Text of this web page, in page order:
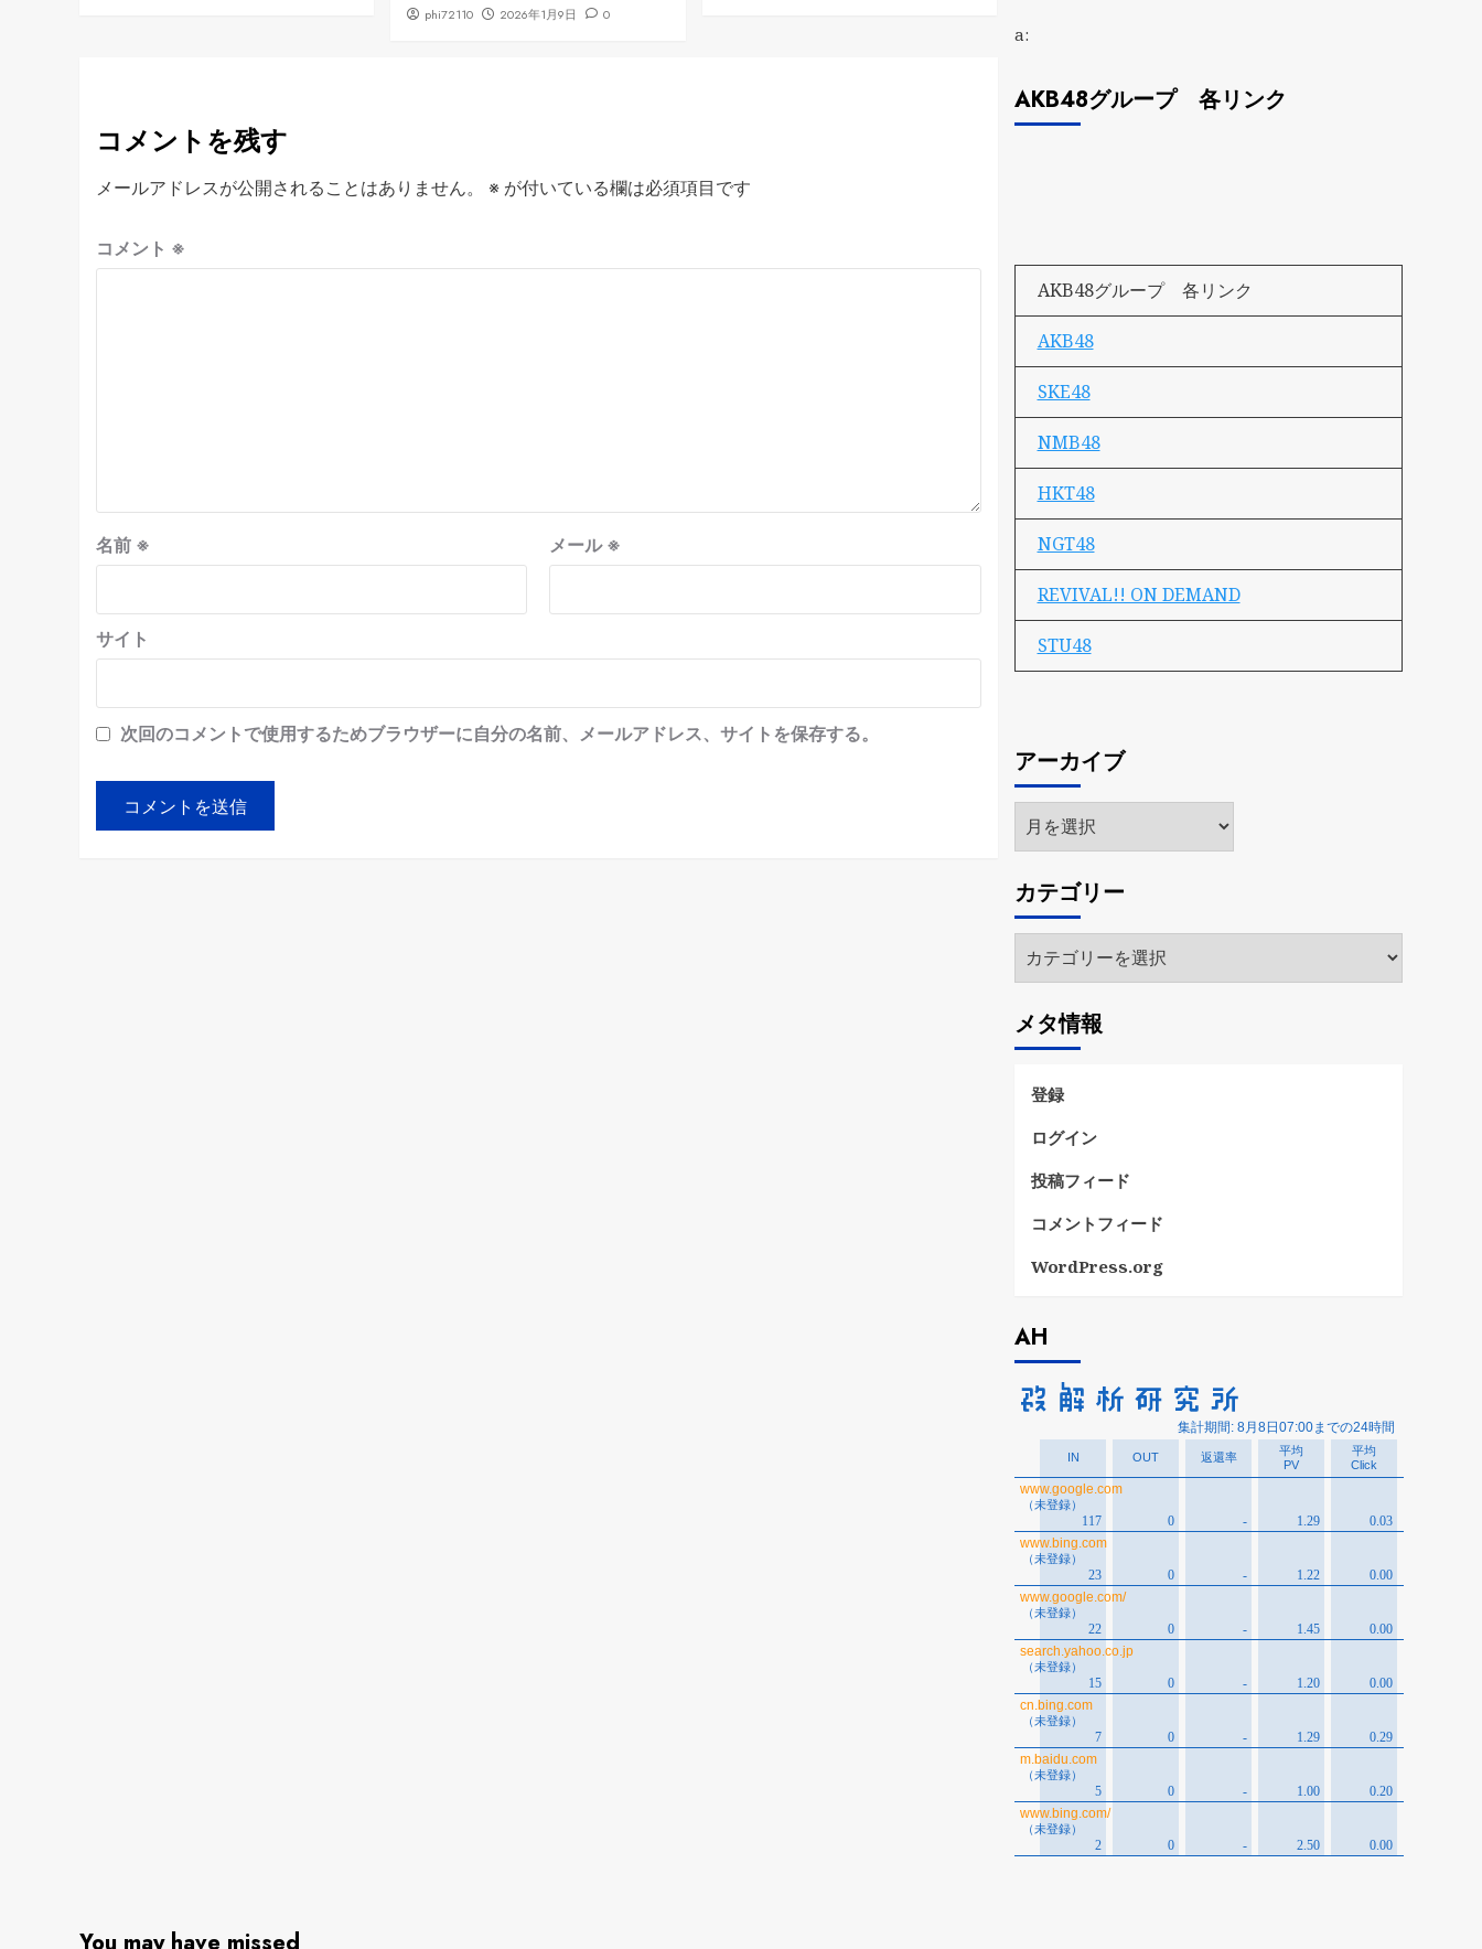
phi72110 2026年1月9日 0
コメントを残す
メールアドレスが公開されることはありません。 ※ が付いている欄は必須項目です
コメント ※
名前 ※ メール※
サイト
次回のコメントで使用するためブラウザーに自分の名前、メールアドレス、サイトを保存する。
a:
AKB48グループ 各リンク
AKB48グループ 各リンク
AKB48
SKE48
NMB48
HKT48
NGT48
REVIVAL!! ON DEMAND
STU48
アーカイブ
ア
ー
イ
ブ
カテゴリー
テ
リ
ー
メタ情報
登録
ログイン
投稿フィード
コメントフィード
WordPress.org
AH